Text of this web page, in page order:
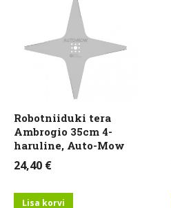
Robotniiduki tera
Ambrogio 35cm 4-
haruline, Auto-Mow
24,40 €
Lisa korvi